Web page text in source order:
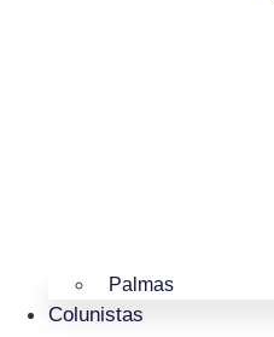
Palmas
Colunistas